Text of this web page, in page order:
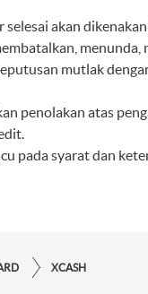
akan
mutlak
penolakan atas
pada syarat dan
XCASH